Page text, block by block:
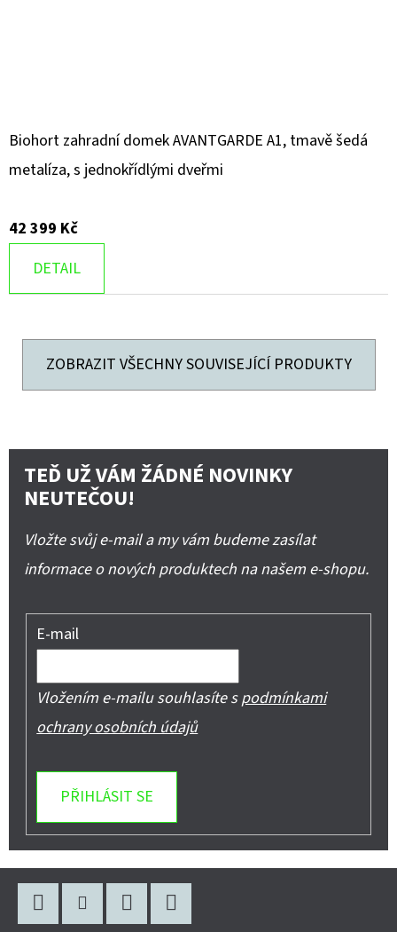
Biohort zahradní domek AVANTGARDE A1, tmavě šedá
metalíza, s jednokřídlými dveřmi
42 399 Kč
DETAIL
ZOBRAZIT VŠECHNY SOUVISEJÍCÍ PRODUKTY
TEĎ UŽ VÁM ŽÁDNÉ NOVINKY
NEUTEČOU!
Vložte svůj e-mail a my vám budeme zasílat
informace o nových produktech na našem e-shopu.
E-mail
Vložením e-mailu souhlasíte spodmínkami
ochrany osobních údajů
PŘIHLÁSIT SE